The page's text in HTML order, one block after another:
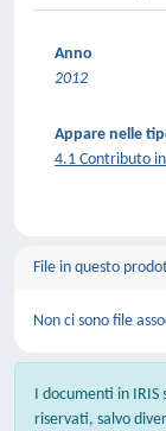
Anno
2012
Appare nelle
4.1 Contributo
File in questo
Non ci sono file
I documenti in
riservati, salvo